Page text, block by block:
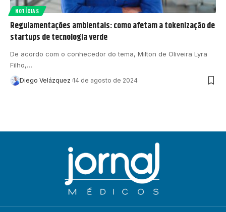
NOTÍCIAS
Regulamentações ambientais: como afetam a tokenização de
startups de tecnologia verde
De acordo com o conhecedor do tema, Milton de Oliveira Lyra
Filho,…
Diego Velázquez 14 de agosto de 2024